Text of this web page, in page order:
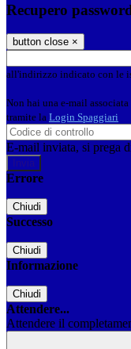
Recupero
button close ×
all'indirizzo indicato con le
Non hai una e-mail
tramite la Login Spaggiari
E-mail inviata, si prega
Errore
Chiudi
Successo
Chiudi
Informazione
Chiudi
Attendere...
Attendere il